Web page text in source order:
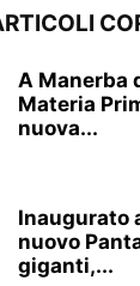
A Manerba
Materia
nuova...
Inaugurato
nuovo
giganti,...